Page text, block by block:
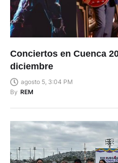
Conciertos en Cuenca
diciembre
agosto 5, 3:04 PM
By REM